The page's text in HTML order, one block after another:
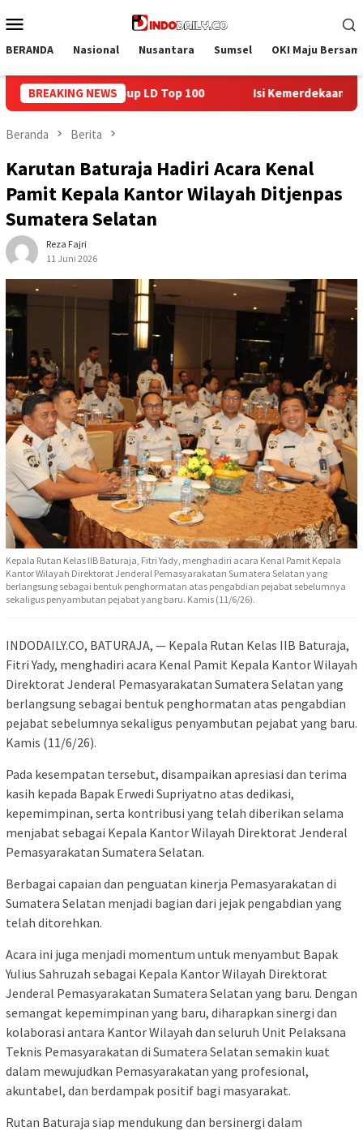
ke
Mobile
BERANDA Nasional Nusantara Sumsel OKI Maju
BREAKING NEWS
Isi Kemerdekaan dengan Kepedulian, Lapas Sekayu
Beranda Berita
Karutan Baturaja Hadiri Acara Kenal
Pamit Kepala Kantor Wilayah Ditjenpas
Sumatera Selatan
Reza Fajri
11 Juni 2026
Kepala Rutan Kelas IIB Baturaja, Fitri Yady, menghadiri acara Kenal Pamit Kepala
Kantor Wilayah Direktorat Jenderal Pemasyarakatan Sumatera Selatan yang
berlangsung sebagai bentuk penghormatan atas pengabdian pejabat sebelumnya
sekaligus penyambutan pejabat yang baru. Kamis (11/6/26).
INDODAILY.CO, BATURAJA, — Kepala Rutan Kelas IIB Baturaja,
Fitri Yady, menghadiri acara Kenal Pamit Kepala Kantor Wilayah
Direktorat Jenderal Pemasyarakatan Sumatera Selatan yang
berlangsung sebagai bentuk penghormatan atas pengabdian
pejabat sebelumnya sekaligus penyambutan pejabat yang baru.
Kamis (11/6/26).
Pada kesempatan tersebut, disampaikan apresiasi dan terima
kasih kepada Bapak Erwedi Supriyatno atas dedikasi,
kepemimpinan, serta kontribusi yang telah diberikan selama
menjabat sebagai Kepala Kantor Wilayah Direktorat Jenderal
Pemasyarakatan Sumatera Selatan.
Berbagai capaian dan penguatan kinerja Pemasyarakatan di
Sumatera Selatan menjadi bagian dari jejak pengabdian yang
telah ditorehkan.
Acara ini juga menjadi momentum untuk menyambut Bapak
Yulius Sahruzah sebagai Kepala Kantor Wilayah Direktorat
Jenderal Pemasyarakatan Sumatera Selatan yang baru. Dengan
semangat kepemimpinan yang baru, diharapkan sinergi dan
kolaborasi antara Kantor Wilayah dan seluruh Unit Pelaksana
Teknis Pemasyarakatan di Sumatera Selatan semakin kuat
dalam mewujudkan Pemasyarakatan yang profesional,
akuntabel, dan berdampak positif bagi masyarakat.
Rutan Baturaja siap mendukung dan bersinergi dalam